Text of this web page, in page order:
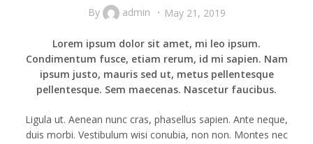
By admin May 21, 2019
Lorem ipsum dolor sit amet, mi leo ipsum.
Condimentum fusce, etiam rerum, id mi sapien. Nam
ipsum justo, mauris sed ut, metus pellentesque
pellentesque. Sem maecenas. Nascetur faucibus.
Ligula ut. Aenean nunc cras, phasellus sapien. Ante neque,
duis morbi. Vestibulum wisi conubia, non non. Montes nec